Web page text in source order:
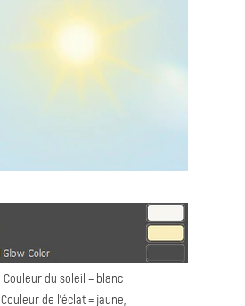
Couleur du soleil = blanc
Couleur de l'éclat = jaune,